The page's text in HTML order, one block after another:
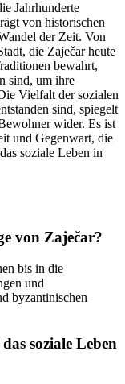
Jahrhunderte
von historischen
der Zeit. Von
die Zaječar heute
bewahrt,
sind, um ihre
Vielfalt der sozialen
sind, spiegelt
wider. Es ist
und Gegenwart, die
soziale Leben in
von Zaječar?
bis in die
und
byzantinischen
soziale Leben